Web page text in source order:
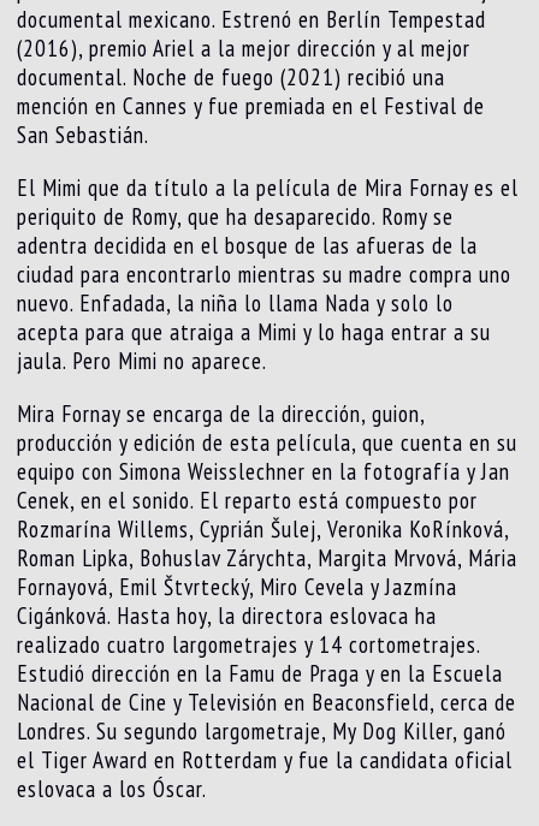
documental mexicano. Estrenó en Berlín Tempestad
(2016), premio Ariel a la mejor dirección y al mejor
documental. Noche de fuego (2021) recibió una
mención en Cannes y fue premiada en el Festival de
San Sebastián.
El Mimi que da título a la película de Mira Fornay es el
periquito de Romy, que ha desaparecido. Romy se
adentra decidida en el bosque de las afueras de la
ciudad para encontrarlo mientras su madre compra uno
nuevo. Enfadada, la niña lo llama Nada y solo lo
acepta para que atraiga a Mimi y lo haga entrar a su
jaula. Pero Mimi no aparece.
Mira Fornay se encarga de la dirección, guion,
producción y edición de esta película, que cuenta en su
equipo con Simona Weisslechner en la fotografía y Jan
Cenek, en el sonido. El reparto está compuesto por
Rozmarína Willems, Cyprián Šulej, Veronika KoRínková,
Roman Lipka, Bohuslav Zárychta, Margita Mrvová, Mária
Fornayová, Emil Štvrtecký, Miro Cevela y Jazmína
Cigánková. Hasta hoy, la directora eslovaca ha
realizado cuatro largometrajes y 14 cortometrajes.
Estudió dirección en la Famu de Praga y en la Escuela
Nacional de Cine y Televisión en Beaconsfield, cerca de
Londres. Su segundo largometraje, My Dog Killer, ganó
el Tiger Award en Rotterdam y fue la candidata oficial
eslovaca a los Óscar.